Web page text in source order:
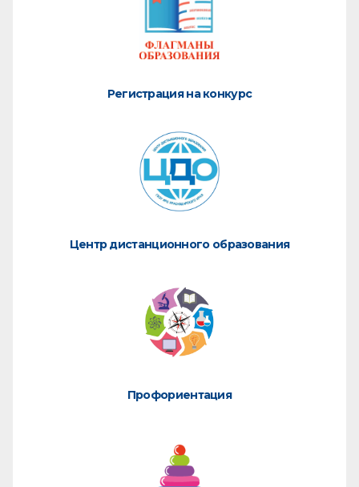
Регистрация на конкурс
Центр дистанционного образования
Профориентация